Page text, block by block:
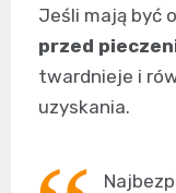
Jeśli mają być
przed
twardnieje i
uzyskania.